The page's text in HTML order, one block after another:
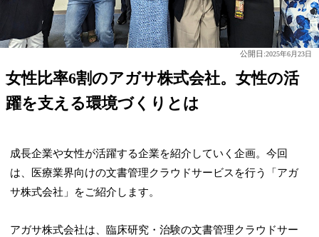
公開日:2025年6月23日
女性比率6割のアガサ株式会社。女性の活
躍を支える環境づくりとは
成長企業や女性が活躍する企業を紹介していく企画。今回
は、医療業界向けの文書管理クラウドサービスを行う「アガ
サ株式会社」をご紹介します。
アガサ株式会社は、臨床研究・治験の文書管理クラウドサー